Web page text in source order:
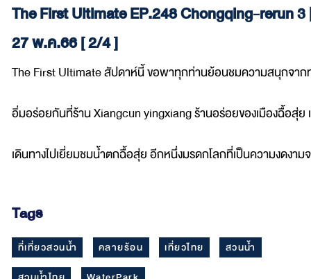
The First Ultimate EP.248 Chongqing-rerun 3
27 พ.ค.66 [ 2/4 ]
The First Ultimate สัปดาห์นี้ ขอพาทุกท่านย้อนชมความสนุกจาก
อิ่มอร่อยกันที่ร้าน Xiangcun yingxiang ร้านอร่อยของเมืองฉื้อสุ่
เดินทางไปเยี่ยมชมน้ำตกฉื้อสุ่ย อีกหนึ่งมรดกโลกที่เป็นความงดงา
Tags
ที่เที่ยวสวนน้ำ คลายร้อน เที่ยวไทย
สวนน้ำ